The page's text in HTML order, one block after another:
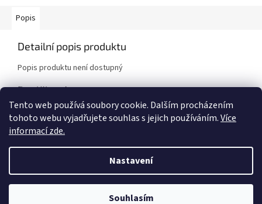
Tento web používá soubory cookie. Dalším procházením
tohoto webu vyjadřujete souhlas s jejich používáním.Více
informací zde.
Nastavení
Souhlasím
Popis
Detailní popis produktu
Popis produktu není dostupný
Doplňkové parametry
Kategorie:
Brzdové destičky
Značka vozidla:
Subaru
Vytvořil Shoptet